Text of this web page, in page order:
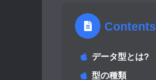
Contents
データ型とは?
型の種類